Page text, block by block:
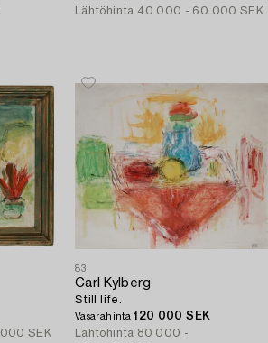
Lähtöhinta 40 000 - 60 000 SEK
SEK
83
Carl Kylberg
Still life.
Vasarahinta120 000 SEK
Lähtöhinta 80 000 -